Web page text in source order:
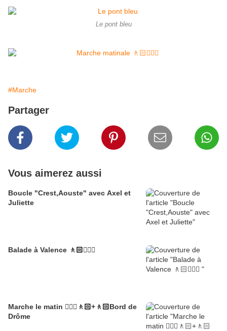
Le pont bleu
#Marche
Partager
Vous aimerez aussi
Boucle "Crest,Aouste" avec Axel et
Juliette
Balade à Valence 🚶🏻🚶🏼‍♂️
Marche le matin 🚶🏼‍♂️🚶🏻+🚶🏻Bord de
Drôme